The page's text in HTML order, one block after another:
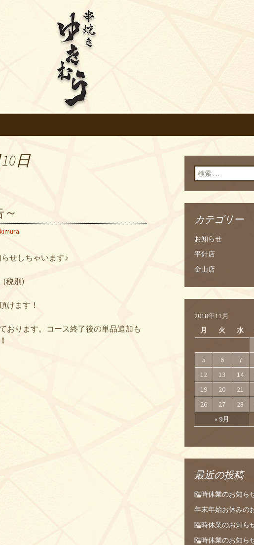
火焼き鳥【ゆき
日
せしちゃいます♪
(税別)
けます！
おります。コース終了後の単品追加も
検索:
カテゴリー
お知らせ
平針店
金山店
2018年11月
月
火 水
« 9月
5
6 7
12
13 14
19
20 21
26
27 28
最近の投稿
臨時休業のお知ら
年末年始お休みの
臨時休業のお知ら
臨時休業のお知ら